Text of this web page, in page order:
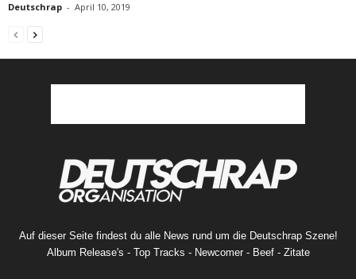
Deutschrap - April 10, 2019
Auf dieser Seite findest du alle News rund um die Deutschrap Szene!
Album Release's - Top Tracks - Newcomer - Beef - Zitate